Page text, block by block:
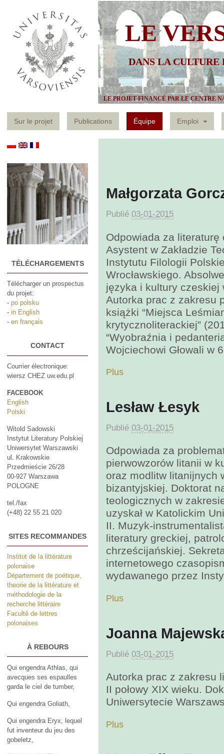
LE
DANS LA CULTURE
LE PROJET FINANCÉ PAR LE CENTRE
Sur le projet Publications Équipe Emploi
Małgorzata
Publié03-01-2015
Odpowiada za literaturę
Asystent w Zakładzie
Instytutu Filologii
Wrocławskiego.
języka i kultury czeskiej
Autorka prac z zakresu
książki “Miejsca
krytycznoliterackiej”
“Wyobraźnia i
Wojciechowi Głowali w
Plus
Lesław Łesyk
Publié03-01-2015
Odpowiada za
pierwowzorów litanii w
oraz modlitw litanijnych
bizantyjskiej. Doktorat
teologicznych w
uzyskał w Katolickim
II. Muzyk-
literatury greckiej,
chrześcijańskiej.
internetowego
wydawanego przez
Plus
Joanna
Publié03-01-2015
Autorka prac z zakresu
II połowy XIX wieku.
Uniwersytecie
Plus
TÉLÉCHARGEMENTS
Télécharger un prospectus
du projet:
- po polsku
- in English
- en français
CONTACT
Courrier électronique:
wiersz CHEZ uw.edu.pl
FACEBOOK
English
Polski
Witold Sadowski
Instytut Literatury Polskiej
Uniwersytet Warszawski
ul. Krakowskie
Przedmieście 26/28
00-927 Warszawa
POLOGNE
tel./fax
(+48) 22 55 21 020
SITES RECOMMANDES
Institut de la littérature
polonaise
Département de poétique,
theorie de la littérature et
méthodologie de la
recherche littéraire
Faculté de lettres
polonaises
À REBOURS
Qui engendra Athlas, qui
avecques ses espaulles
garda le ciel de tumber,
Qui engendra Goliath,
Qui engendra Eryx, lequel
fut inventeur du jeu des
gobeletz,